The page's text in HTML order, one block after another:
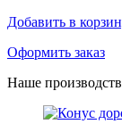
Добавить в
Оформить заказ
Наше